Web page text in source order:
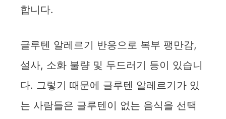
합니다.
글루텐 알레르기 반응으로 복부 팽만감,
설사, 소화 불량 및 두드러기 등이 있습니
다. 그렇기 때문에 글루텐 알레르기가 있
는 사람들은 글루텐이 없는 음식을 선택